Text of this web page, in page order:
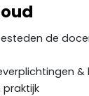
de
&
praktijk